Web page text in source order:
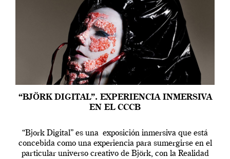
“BJÖRK DIGITAL”. EXPERIENCIA INMERSIVA
EN EL CCCB
“Bjork Digital” es una exposición inmersiva que está
concebida como una experiencia para sumergirse en el
particular universo creativo de Björk, con la Realidad